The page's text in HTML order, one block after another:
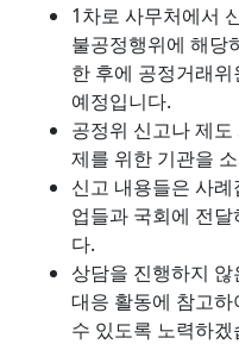
1차로 사무처에서
불공정행위에 해당
한 후에 공정거래
예정입니다.
공정위 신고나 제
제를 위한 기관을
신고 내용들은 사
업들과 국회에 전
다.
상담을 진행하지
대응 활동에 참고
수 있도록 노력하겠